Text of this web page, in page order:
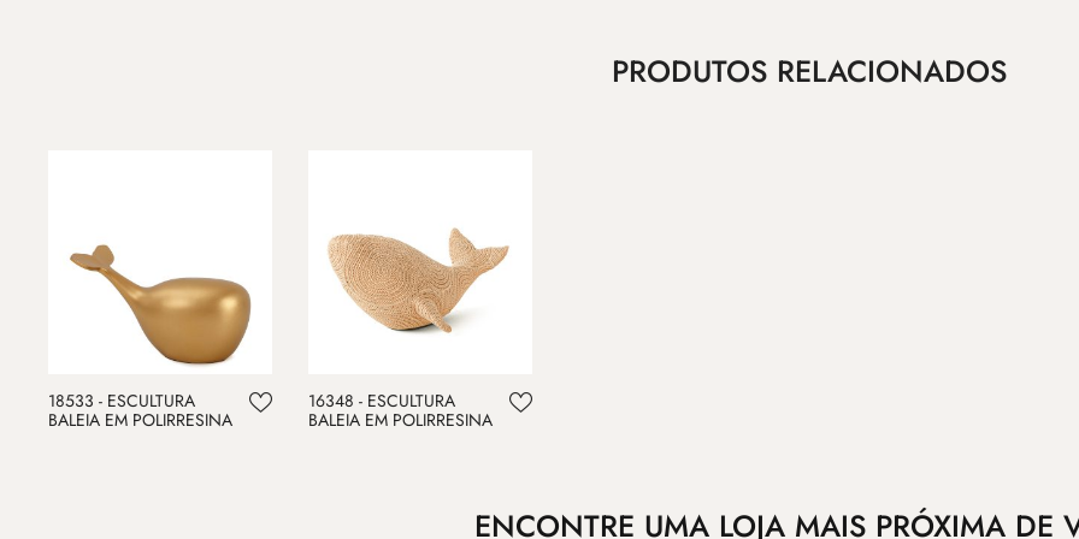
PRODUTOS RELACIONADOS
18533 - ESCULTURA
BALEIA EM POLIRRESINA
16348 - ESCULTURA
BALEIA EM POLIRRESINA
ENCONTRE UMA LOJA MAIS PRÓXIMA DE